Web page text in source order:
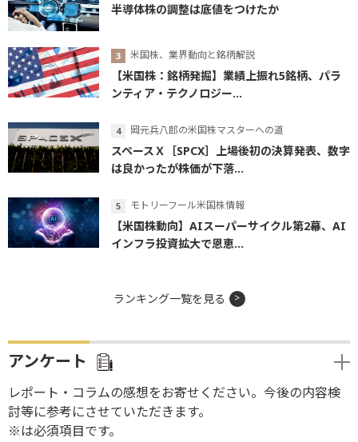
半導体株の調整は底値をつけたか
米国株、業界動向と銘柄解説
【米国株：銘柄発掘】業績上振れ5銘柄、パラ
ンティア・テクノロジー...
岡元兵八郎の米国株マスターへの道
スペースＸ［SPCX］上場後初の決算発表、数字
は良かったが株価が下落...
モトリーフール米国株情報
【米国株動向】AIスーパーサイクル第2幕、AI
インフラ投資拡大で恩恵...
ランキング一覧を見る
アンケート
レポート・コラムの感想をお寄せください。今後の内容検
討等に参考にさせていただきます。
※は必須項目です。